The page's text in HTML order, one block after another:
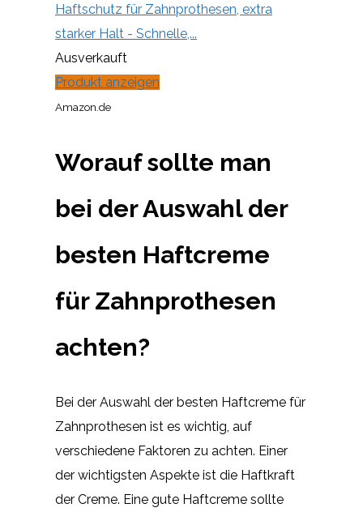
Haftschutz für Zahnprothesen, extra
starker Halt - Schnelle,...
Ausverkauft
Produkt anzeigen
Amazon.de
Worauf sollte man
bei der Auswahl der
besten Haftcreme
für Zahnprothesen
achten?
Bei der Auswahl der besten Haftcreme für
Zahnprothesen ist es wichtig, auf
verschiedene Faktoren zu achten. Einer
der wichtigsten Aspekte ist die Haftkraft
der Creme. Eine gute Haftcreme sollte